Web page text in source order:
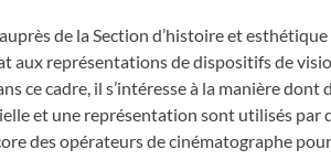
de la Section d’histoire et
aux représentations de dispositifs de
ce cadre, il s’intéresse à la manière
et une représentation sont utilisés par
des opérateurs de cinématographe